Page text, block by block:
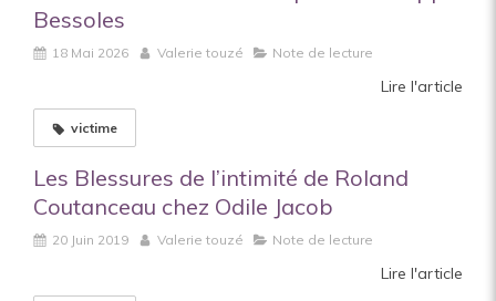
Bessoles
18 Mai 2026 Valerie touzé Note de lecture
Lire l'article
victime
Les Blessures de l’intimité de Roland
Coutanceau chez Odile Jacob
20 Juin 2019 Valerie touzé Note de lecture
Lire l'article